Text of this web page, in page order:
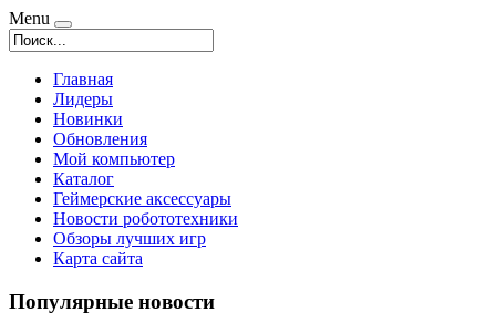
Menu
Главная
Лидеры
Новинки
Обновления
Мой компьютер
Каталог
Геймерские аксессуары
Новости робототехники
Обзоры лучших игр
Карта сайта
Популярные новости